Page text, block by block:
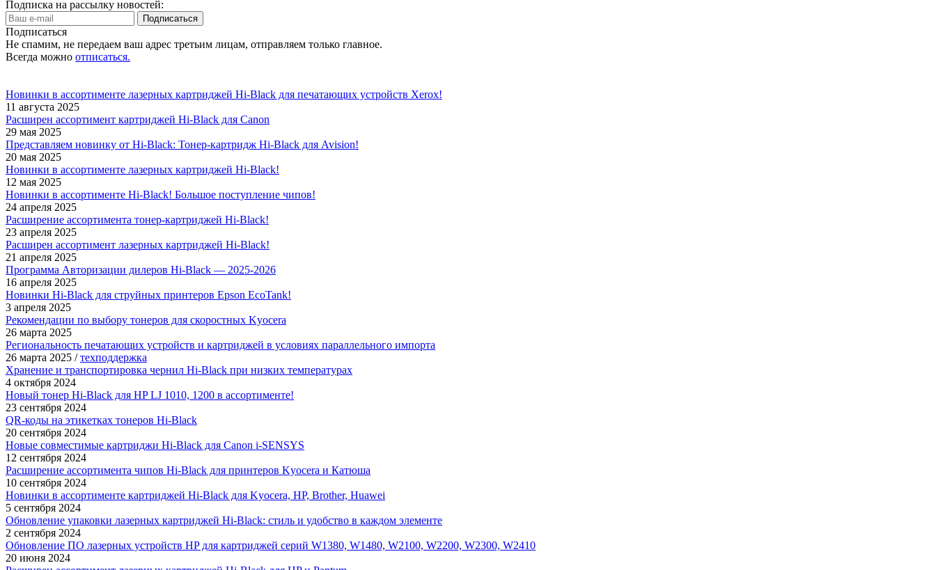
Подписка на рассылку новостей:
Подписаться
Не спамим, не передаем ваш адрес третьим лицам, отправляем только главное.
Всегда можно отписаться.
Новинки в ассортименте лазерных картриджей Hi-Black для печатающих устройств Xerox!
11 августа 2025
Расширен ассортимент картриджей Hi-Black для Canon
29 мая 2025
Представляем новинку от Hi-Black: Тонер-картридж Hi-Black для Avision!
20 мая 2025
Новинки в ассортименте лазерных картриджей Hi-Black!
12 мая 2025
Новинки в ассортименте Hi-Black! Большое поступление чипов!
24 апреля 2025
Расширение ассортимента тонер-картриджей Hi-Black!
23 апреля 2025
Расширен ассортимент лазерных картриджей Hi-Black!
21 апреля 2025
Программа Авторизации дилеров Hi-Black — 2025-2026
16 апреля 2025
Новинки Hi-Black для струйных принтеров Epson EcoTank!
3 апреля 2025
Рекомендации по выбору тонеров для скоростных Kyocera
26 марта 2025
Региональность печатающих устройств и картриджей в условиях параллельного импорта
26 марта 2025 /техподдержка
Хранение и транспортировка чернил Hi-Black при низких температурах
4 октября 2024
Новый тонер Hi-Black для HP LJ 1010, 1200 в ассортименте!
23 сентября 2024
QR-коды на этикетках тонеров Hi-Black
20 сентября 2024
Новые совместимые картриджи Hi-Black для Canon i-SENSYS
12 сентября 2024
Расширение ассортимента чипов Hi-Black для принтеров Kyocera и Катюша
10 сентября 2024
Новинки в ассортименте картриджей Hi-Black для Kyocera, HP, Brother, Huawei
5 сентября 2024
Обновление упаковки лазерных картриджей Hi-Black: стиль и удобство в каждом элементе
2 сентября 2024
Обновление ПО лазерных устройств HP для картриджей серий W1380, W1480, W2100, W2200, W2300, W2410
20 июня 2024